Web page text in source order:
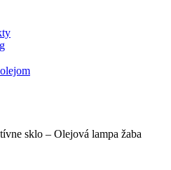
sklo – Olejová lampa žaba